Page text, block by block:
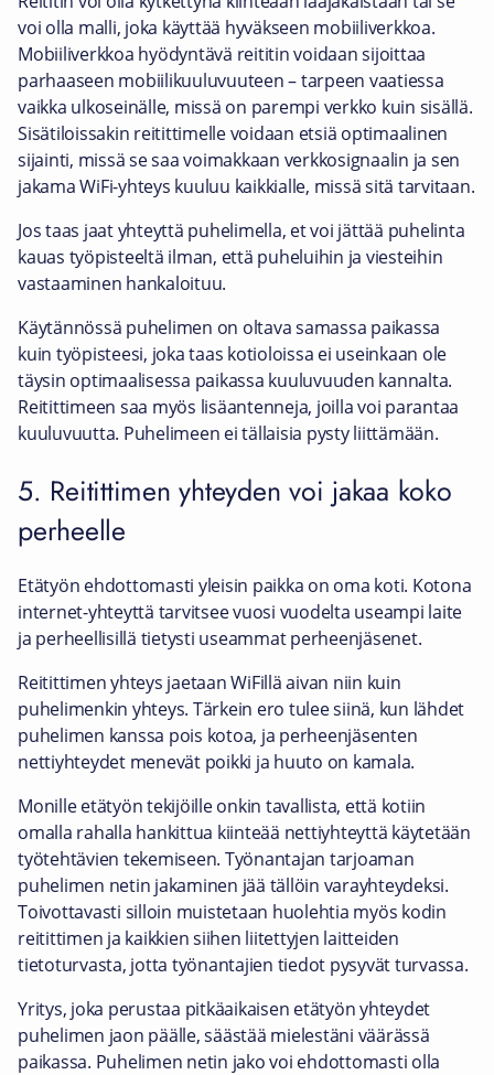
voi olla malli, joka käyttää hyväkseen mobiiliverkkoa.
Mobiiliverkkoa hyödyntävä reititin voidaan sijoittaa
parhaaseen mobiilikuuluvuuteen – tarpeen vaatiessa
vaikka ulkoseinälle, missä on parempi verkko kuin sisällä.
Sisätiloissakin reitittimelle voidaan etsiä optimaalinen
sijainti, missä se saa voimakkaan verkkosignaalin ja sen
jakama WiFi-yhteys kuuluu kaikkialle, missä sitä tarvitaan.
Jos taas jaat yhteyttä puhelimella, et voi jättää puhelinta
kauas työpisteeltä ilman, että puheluihin ja viesteihin
vastaaminen hankaloituu.
Käytännössä puhelimen on oltava samassa paikassa
kuin työpisteesi, joka taas kotioloissa ei useinkaan ole
täysin optimaalisessa paikassa kuuluvuuden kannalta.
Reitittimeen saa myös lisäantenneja, joilla voi parantaa
kuuluvuutta. Puhelimeen ei tällaisia pysty liittämään.
5. Reitittimen yhteyden voi jakaa koko
perheelle
Etätyön ehdottomasti yleisin paikka on oma koti. Kotona
internet-yhteyttä tarvitsee vuosi vuodelta useampi laite
ja perheellisillä tietysti useammat perheenjäsenet.
Reitittimen yhteys jaetaan WiFillä aivan niin kuin
puhelimenkin yhteys. Tärkein ero tulee siinä, kun lähdet
puhelimen kanssa pois kotoa, ja perheenjäsenten
nettiyhteydet menevät poikki ja huuto on kamala.
Monille etätyön tekijöille onkin tavallista, että kotiin
omalla rahalla hankittua kiinteää nettiyhteyttä käytetään
työtehtävien tekemiseen. Työnantajan tarjoaman
puhelimen netin jakaminen jää tällöin varayhteydeksi.
Toivottavasti silloin muistetaan huolehtia myös kodin
reitittimen ja kaikkien siihen liitettyjen laitteiden
tietoturvasta, jotta työnantajien tiedot pysyvät turvassa.
Yritys, joka perustaa pitkäaikaisen etätyön yhteydet
puhelimen jaon päälle, säästää mielestäni väärässä
paikassa. Puhelimen netin jako voi ehdottomasti olla